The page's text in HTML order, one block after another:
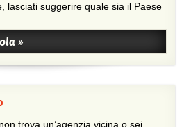
lasciati suggerire quale sia il Paese
»